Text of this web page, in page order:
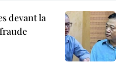
devant la